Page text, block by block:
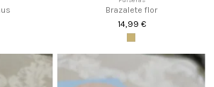
Brazalete flor
14,99 €